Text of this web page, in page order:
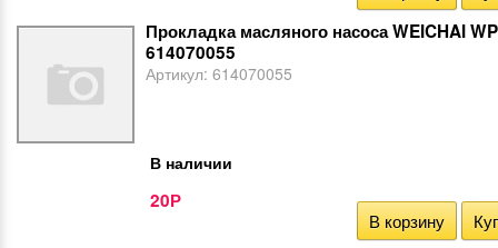
Прокладка масляного насоса WEICHAI
614070055
Артикул: 614070055
В наличии
20Р
В корзину